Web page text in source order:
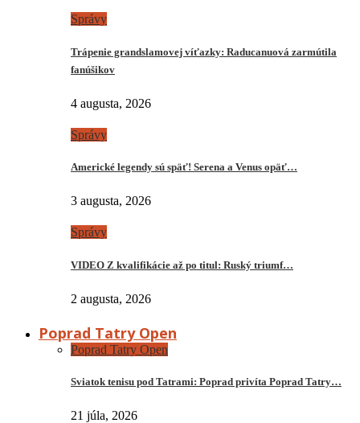
Správy
Trápenie grandslamovej víťazky: Raducanuová zarmútila
fanúšikov
4 augusta, 2026
Správy
Americké legendy sú späť! Serena a Venus opäť…
3 augusta, 2026
Správy
VIDEO Z kvalifikácie až po titul: Ruský triumf…
2 augusta, 2026
Poprad Tatry Open
Poprad Tatry Open
Sviatok tenisu pod Tatrami: Poprad privíta Poprad Tatry…
21 júla, 2026